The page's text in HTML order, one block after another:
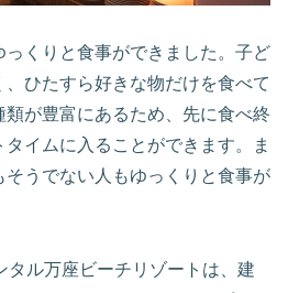
くりと食事ができました。子ど
、ひたすら好きな物だけを食べて
が豊富にあるため、先に食べ終
イムに入ることができます。ま
うでない人もゆっくりと食事が
タル万座ビーチリゾートは、建